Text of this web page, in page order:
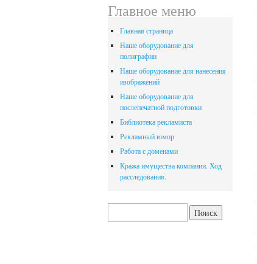
Главное меню
Главная страница
Наше оборудование для
полиграфии
Наше оборудование для нанесения
изображений
Наше оборудование для
послепечатной подготовки
Библиотека рекламиста
Рекламный юмор
Работа с доменами
Кража имущества компании. Ход
расследования.